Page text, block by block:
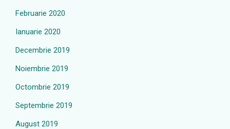
Februarie 2020
Ianuarie 2020
Decembrie 2019
Noiembrie 2019
Octombrie 2019
Septembrie 2019
August 2019